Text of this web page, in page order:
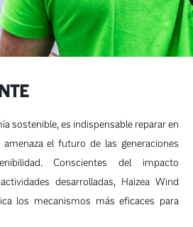
sostenible, es indispensable reparar en
el futuro de las generaciones
Conscientes del impacto
desarrolladas, Haizea Wind
los mecanismos más eficaces para